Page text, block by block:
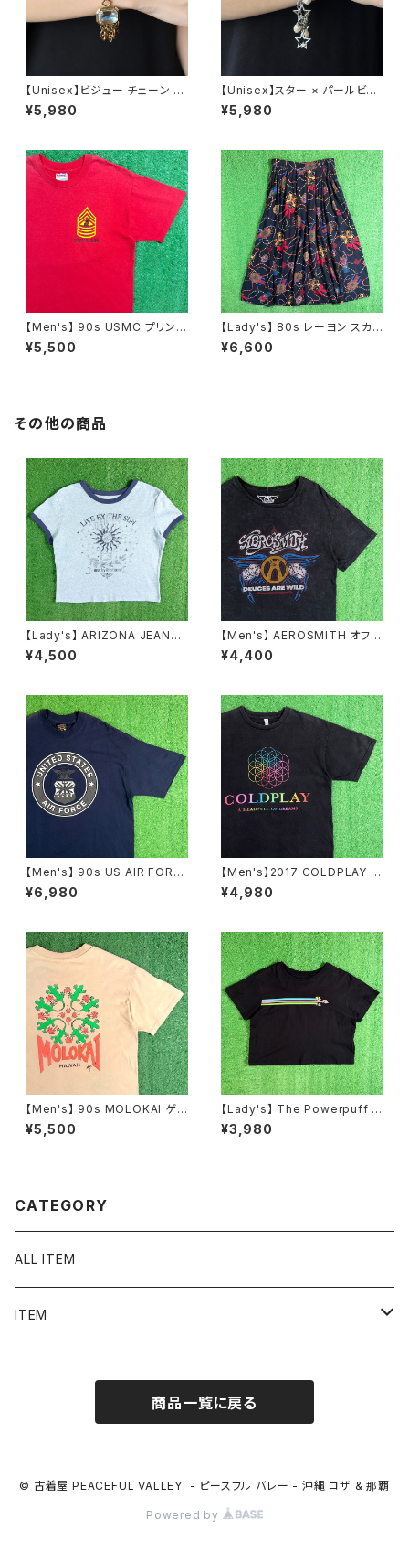
【Unisex】ビジュー チェーン ブ
レスレット / 古着 アクセサリー
N0737
¥5,980
【Unisex】スター × パールビー
ズ チャーム チェーン ブレスレッ
ト / 古着 アクセサリー N1109
¥5,980
【Men's】 90s USMC プリント
Tシャツ / アメリカ製 USA製 9
0年代 ティーシャツ T-Shirt 古
¥5,500
【Lady's】 80s レーヨン スカ
ーフ柄 スカート / 80年代 古着
レディース 総柄 2266
¥6,600
その他の商品
【Lady's】 ARIZONA JEANS
CO サン・ムーン モチーフ リン
ガー Tシャツ / ティーシャツ T-
¥4,500
【Men's】 AEROSMITH オフィ
シャルライセンス Tシャツ / 古
着 ティーシャツ T-Shirt ロック
¥4,400
【Men's】 90s US AIR FORC
E リフレクター プリント Tシャツ
/ アメリカ製 USA製 90年代 U
¥6,980
【Men's】2017 COLDPLAY ツ
アー Tシャツ / 古着 ティーシャ
ツ T-Shirt バンド ロック 2279
¥4,980
【Men's】 90s MOLOKAI ゲッ
コー イラスト Tシャツ / アメリ
カ製 USA製 90年代 ティーシャ
¥5,500
【Lady's】 The Powerpuff G
irls Tシャツ / ティーシャツ T-S
hirt 古着 レディース パワーパフ
¥3,980
CATEGORY
ALL ITEM
ITEM
シャツ／ブラウス
半袖シャツ / ブラウス
タンクトップ
商品一覧に戻る
© 古着屋 PEACEFUL VALLEY. - ピースフル バレー - 沖縄 コザ & 那覇
Powered by